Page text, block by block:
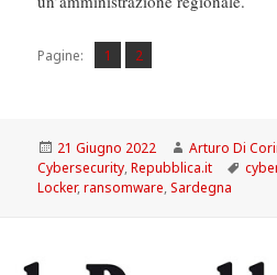
Pagine: Pagina
1 ,
Pagina
2
Scritto
il
21 Giugno 2022 Autore
Arturo Di
Cybersecurity,Repubblica.it Tag
Locker,ransomware,Sardegna